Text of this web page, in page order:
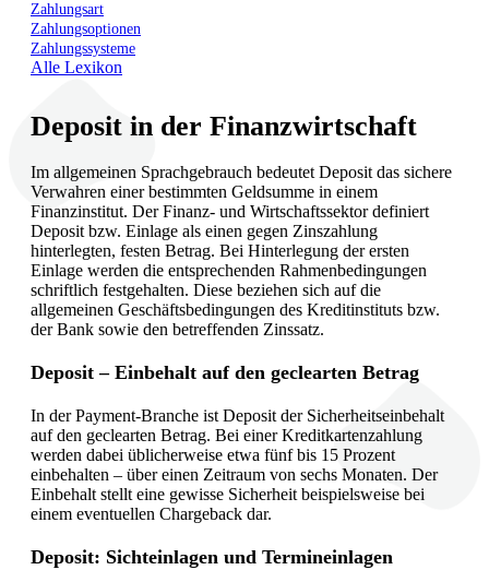
Zahlungsart
Zahlungsoptionen
Zahlungssysteme
Alle Lexikon
Deposit in der Finanzwirtschaft
Im allgemeinen Sprachgebrauch bedeutet Deposit das sichere
Verwahren einer bestimmten Geldsumme in einem
Finanzinstitut. Der Finanz- und Wirtschaftssektor definiert
Deposit bzw. Einlage als einen gegen Zinszahlung
hinterlegten, festen Betrag. Bei Hinterlegung der ersten
Einlage werden die entsprechenden Rahmenbedingungen
schriftlich festgehalten. Diese beziehen sich auf die
allgemeinen Geschäftsbedingungen des Kreditinstituts bzw.
der Bank sowie den betreffenden Zinssatz.
Deposit – Einbehalt auf den geclearten Betrag
In der Payment-Branche ist Deposit der Sicherheitseinbehalt
auf den geclearten Betrag. Bei einer Kreditkartenzahlung
werden dabei üblicherweise etwa fünf bis 15 Prozent
einbehalten – über einen Zeitraum von sechs Monaten. Der
Einbehalt stellt eine gewisse Sicherheit beispielsweise bei
einem eventuellen Chargeback dar.
Deposit: Sichteinlagen und Termineinlagen